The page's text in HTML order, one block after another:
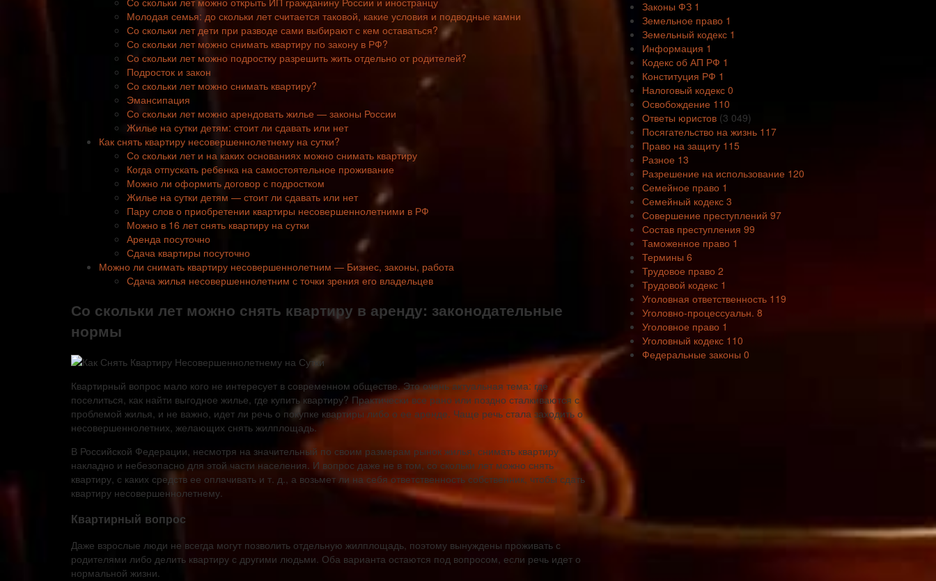
Молодая семья: до скольки лет считается таковой, какие условия и подводные камни
Со скольки лет дети при разводе сами выбирают с кем оставаться?
Со скольки лет можно снимать квартиру по закону в РФ?
Со скольки лет можно подростку разрешить жить отдельно от родителей?
Подросток и закон
Со скольки лет можно снимать квартиру?
Эмансипация
Со скольки лет можно арендовать жилье — законы России
Жилье на сутки детям: стоит ли сдавать или нет
Как снять квартиру несовершеннолетнему на сутки?
Со скольки лет и на каких основаниях можно снимать квартиру
Когда отпускать ребенка на самостоятельное проживание
Можно ли оформить договор с подростком
Жилье на сутки детям — стоит ли сдавать или нет
Пару слов о приобретении квартиры несовершеннолетними в РФ
Можно в 16 лет снять квартиру на сутки
Аренда посуточно
Сдача квартиры посуточно
Можно ли снимать квартиру несовершеннолетним — Бизнес, законы, работа
Сдача жилья несовершеннолетним с точки зрения его владельцев
Со скольки лет можно снять квартиру в аренду: законодательные
нормы
Квартирный вопрос мало кого не интересует в современном обществе. Это очень актуальная тема: где
поселиться, как найти выгодное жилье, где купить квартиру? Практически все рано или поздно сталкиваются с
проблемой жилья, и не важно, идет ли речь о покупке квартиры либо о ее аренде. Чаще речь стала заходить о
несовершеннолетних, желающих снять жилплощадь.
В Российской Федерации, несмотря на значительный по своим размерам рынок жилья, снимать квартиру
накладно и небезопасно для этой части населения. И вопрос даже не в том, со скольки лет можно снять
квартиру, с каких средств ее оплачивать и т. д., а возьмет ли на себя ответственность собственник, чтобы сдать
квартиру несовершеннолетнему.
Квартирный вопрос
Даже взрослые люди не всегда могут позволить отдельную жилплощадь, поэтому вынуждены проживать с
родителями либо делить квартиру с другими людьми. Оба варианта остаются под вопросом, если речь идет о
нормальной жизни.
Законы ФЗ 1
Земельное право 1
Земельный кодекс 1
Информация 1
Кодекс об АП РФ 1
Конституция РФ 1
Налоговый кодекс 0
Освобождение 110
Ответы юристов (3 049)
Посягательство на жизнь 117
Право на защиту 115
Разное 13
Разрешение на использование 120
Семейное право 1
Семейный кодекс 3
Совершение преступлений 97
Состав преступления 99
Таможенное право 1
Термины 6
Трудовое право 2
Трудовой кодекс 1
Уголовная ответственность 119
Уголовно-процессуальн. 8
Уголовное право 1
Уголовный кодекс 110
Федеральные законы 0